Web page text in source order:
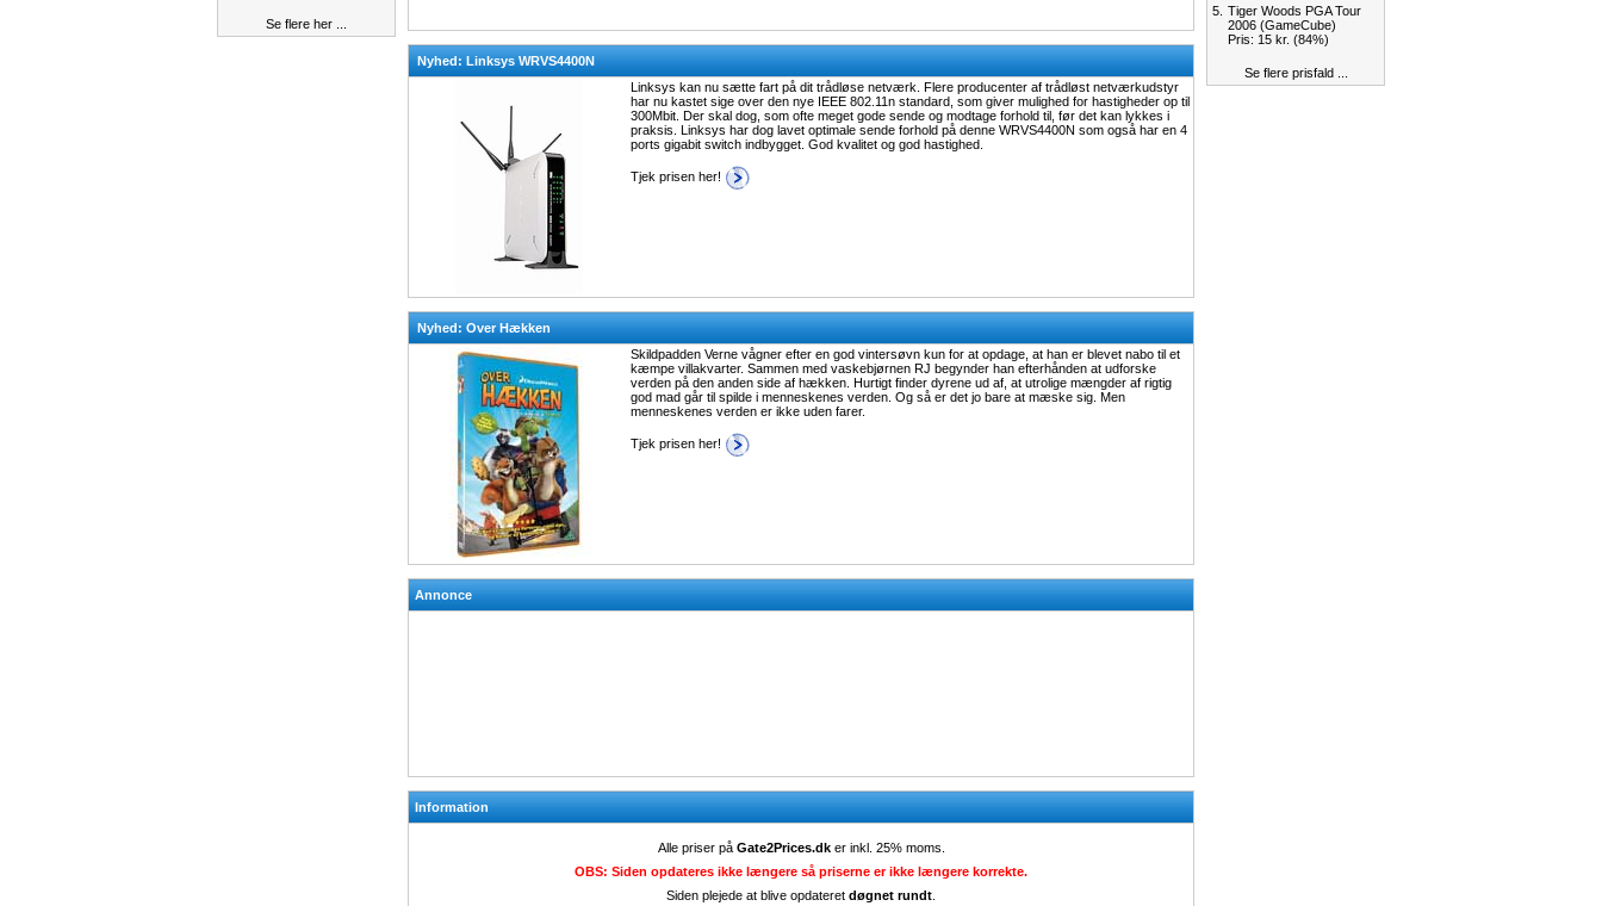
Se flere her ...
Nyhed: Linksys WRVS4400N
Linksys kan nu sætte fart på dit trådløse netværk. Flere producenter af trådløst netværkudstyr
har nu kastet sige over den nye IEEE 802.11n standard, som giver mulighed for hastigheder op til
300Mbit. Der skal dog, som ofte meget gode sende og modtage forhold til, før det kan lykkes i
praksis. Linksys har dog lavet optimale sende forhold på denne WRVS4400N som også har en 4
ports gigabit switch indbygget. God kvalitet og god hastighed.
Tjek prisen her!
Nyhed: Over Hækken
Skildpadden Verne vågner efter en god vintersøvn kun for at opdage, at han er blevet nabo til et
kæmpe villakvarter. Sammen med vaskebjørnen RJ begynder han efterhånden at udforske
verden på den anden side af hækken. Hurtigt finder dyrene ud af, at utrolige mængder af rigtig
god mad går til spilde i menneskenes verden. Og så er det jo bare at mæske sig. Men
menneskenes verden er ikke uden farer.
Tjek prisen her!
Annonce
Information
Alle priser på Gate2Prices.dker inkl. 25% moms.
OBS: Siden opdateres ikke længere så priserne er ikke længere korrekte.
Siden plejede at blive opdateret døgnet rundt
5. Tiger Woods PGA Tour
2006 (GameCube)
Pris: 15 kr. (84%)
Se flere prisfald ...